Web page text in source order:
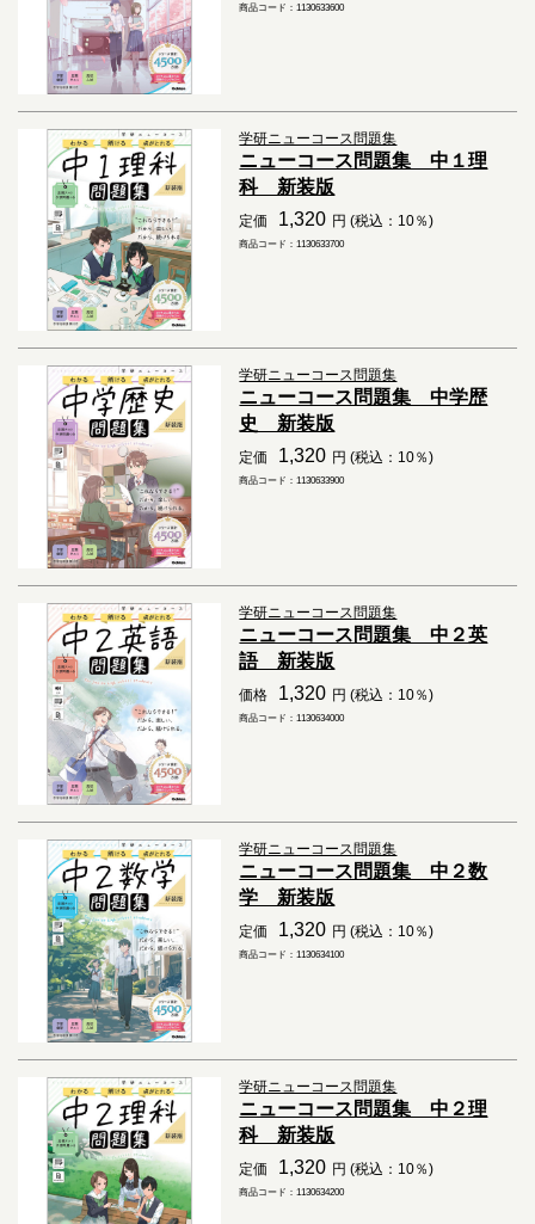
商品コード：1130633600
学研ニューコース問題集
ニューコース問題集 中１理
科 新装版
定価 1,320 円 (税込：10％)
商品コード：1130633700
学研ニューコース問題集
ニューコース問題集 中学歴
史 新装版
定価 1,320 円 (税込：10％)
商品コード：1130633900
学研ニューコース問題集
ニューコース問題集 中２英
語 新装版
価格 1,320 円 (税込：10％)
商品コード：1130634000
学研ニューコース問題集
ニューコース問題集 中２数
学 新装版
定価 1,320 円 (税込：10％)
商品コード：1130634100
学研ニューコース問題集
ニューコース問題集 中２理
科 新装版
定価 1,320 円 (税込：10％)
商品コード：1130634200